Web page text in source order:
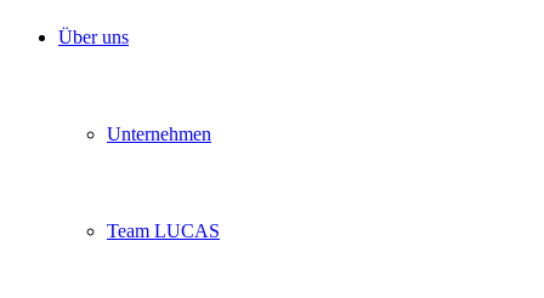
Über uns
Unternehmen
Team LUCAS